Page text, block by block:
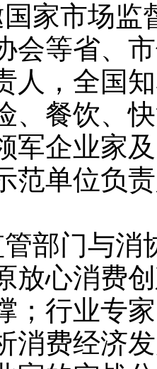
家市场监
会等省、
人，全国
、餐饮、
军企业家
范单位负
部门与消
放心消费
；行业专
消费经济